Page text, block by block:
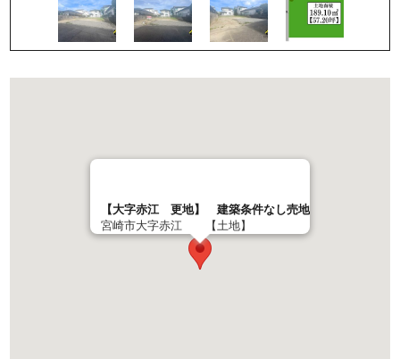
【大字赤江 更地】 建築条件なし売地
宮崎市大字赤江 【土地】